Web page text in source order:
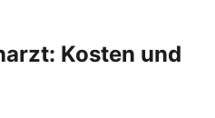
Kosten und